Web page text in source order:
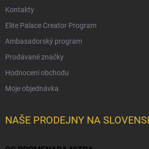
Kontakty
Elite Palace Creator Program
Ambasadorský program
Prodávané značky
Hodnocení obchodu
Moje objednávka
NAŠE PRODEJNY NA